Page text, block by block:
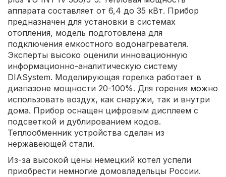
аппарата составляет от 6,4 до 35 кВт. Прибор
предназначен для установки в системах
отопления, модель подготовлена для
подключения емкостного водонагревателя.
Эксперты высоко оценили инновационную
информационно-аналитическую систему
DIASystem. Моделирующая горелка работает в
диапазоне мощности 20-100%. Для горения можно
использовать воздух, как снаружи, так и внутри
дома. Прибор оснащен цифровым дисплеем с
подсветкой и дублированием кодов.
Теплообменник устройства сделан из
нержавеющей стали.
Из-за высокой цены немецкий котел успели
приобрести немногие домовладельцы России.